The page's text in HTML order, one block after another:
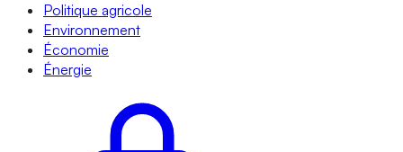
Politique agricole
Environnement
Économie
Énergie